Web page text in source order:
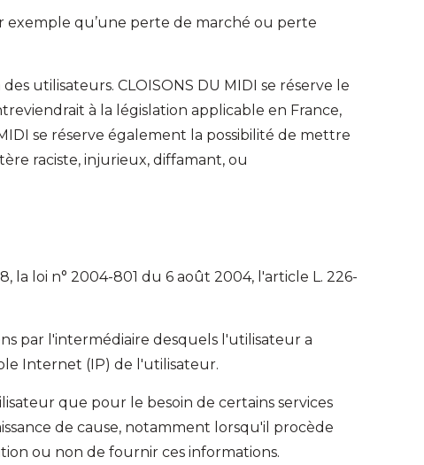
exemple qu’une perte de marché ou perte
utilisateurs. CLOISONS DU MIDI se réserve le
à la législation applicable en France,
se réserve également la possibilité de mettre
raciste, injurieux, diffamant, ou
la loi n° 2004-801 du 6 août 2004, l'article L. 226-
par l'intermédiaire desquels l'utilisateur a
Internet (IP) de l'utilisateur.
que pour le besoin de certains services
de cause, notamment lorsqu'il procède
ou non de fournir ces informations.